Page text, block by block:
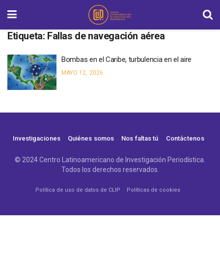
Etiqueta: Fallas de navegación aérea
Bombas en el Caribe, turbulencia en el aire
MAYO 12, 2026
Investigaciones Quiénes somos Nos faltas tú Contáctenos
© 2024 Centro Latinoamericano de Investigación Periodística.
Todos los derechos reservados.
Política de uso de datos de CLIP Políticas de cookies